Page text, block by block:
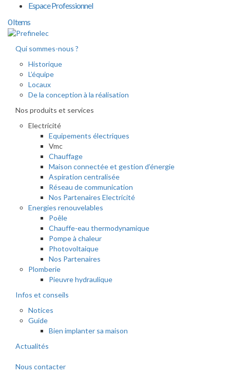
Espace Professionnel
0 Items
Qui sommes-nous ?
Historique
L’équipe
Locaux
De la conception à la réalisation
Nos produits et services
Electricité
Equipements électriques
Vmc
Chauffage
Maison connectée et gestion d’énergie
Aspiration centralisée
Réseau de communication
Nos Partenaires Electricité
Energies renouvelables
Poêle
Chauffe-eau thermodynamique
Pompe à chaleur
Photovoltaique
Nos Partenaires
Plomberie
Pieuvre hydraulique
Infos et conseils
Notices
Guide
Bien implanter sa maison
Actualités
Nous contacter